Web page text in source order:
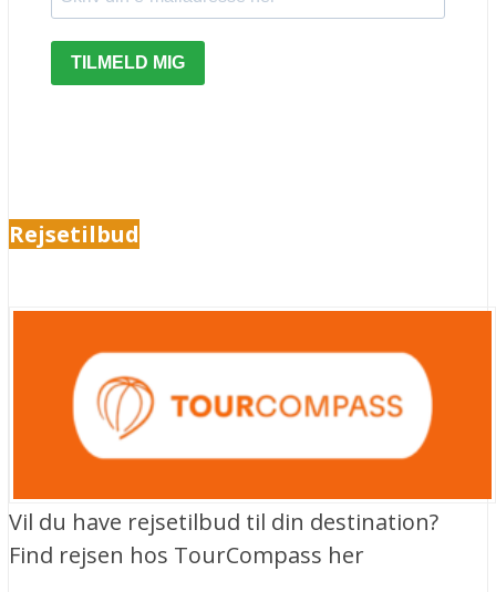
TILMELD MIG
Rejsetilbud
Vil du have rejsetilbud til din destination?
Find rejsen hos TourCompass her